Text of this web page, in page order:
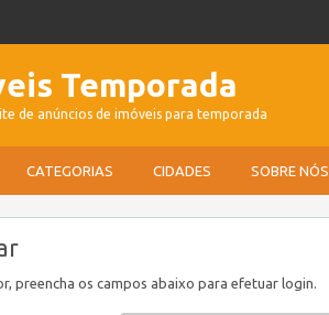
Temporada
de anúncios de imóveis para temporada
CATEGORIAS CIDADES SOBRE NÓS
preencha os campos abaixo para efetuar login.